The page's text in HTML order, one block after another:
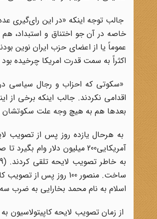
جالب توجه اینکه «در این رای‌گیری
خاصه در آن جو اختناق و استبداد،
عموماً یا از اعضای حزب ایران نوین
اکثراً به سمت قدرت امریکا چرخیده
«سکوتی که احزاب و رجال سیاسی
اقدامی نکردند. جالب اینکه برخی از
بعدها هم به هیچ وجه علت سکوتشان
به هرحال یازده روز پس از تصویب
آمریکایی200 میلیون دلار
ساخت. منصور 100 روز
اسلام به نام محمد بخارایی به ضرب سه